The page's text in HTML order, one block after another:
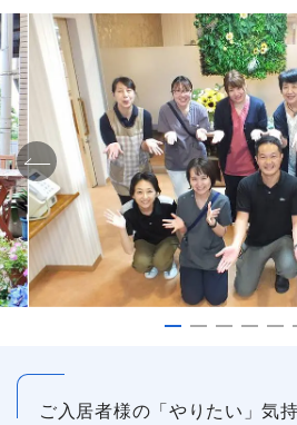
ご入居者様の「やりたい」気